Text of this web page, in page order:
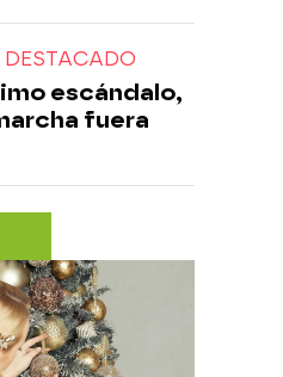
escándalo,
fuera